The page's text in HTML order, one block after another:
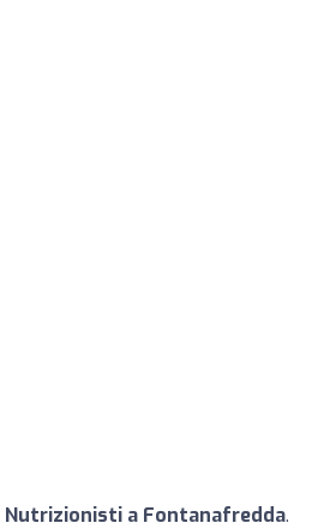
Nutrizionisti a Fontanafredda.